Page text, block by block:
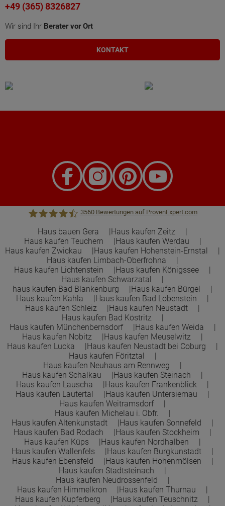
+49 (365) 8326827
Wir sind Ihr Berater vor Ort
KONTAKT
Town &Country Haus Lizenzgeber GmbH
3560Bewertungen auf ProvenExpert.com
Haus bauen Gera
Haus kaufen Zeitz
Haus kaufen Teuchern
Haus kaufen Werdau
Haus kaufen Zwickau
Haus kaufen Hohenstein-Ernstal
Haus kaufen Limbach-Oberfrohna
Haus kaufen Lichtenstein
Haus kaufen Königssee
Haus kaufen Schwarzatal
haus kaufen Bad Blankenburg
Haus kaufen Bürgel
Haus kaufen Kahla
Haus kaufen Bad Lobenstein
Haus kaufen Schleiz
Haus kaufen Neustadt
Haus kaufen Bad Köstritz
Haus kaufen Münchenbernsdorf
Haus kaufen Weida
Haus kaufen Nobitz
Haus kaufen Meuselwitz
Haus kaufen Lucka
Haus kaufen Neustadt bei Coburg
Haus kaufen Föritztal
Haus kaufen Neuhaus am Rennweg
Haus kaufen Schalkau
Haus kaufen Steinach
Haus kaufen Lauscha
Haus kaufen Frankenblick
Haus kaufen Lautertal
Haus kaufen Untersiemau
Haus kaufen Weitramsdorf
Haus kaufen Michelau i. Obfr.
Haus kaufen Altenkunstadt
Haus kaufen Sonnefeld
Haus kaufen Bad Rodach
Haus kaufen Stockheim
Haus kaufen Küps
Haus kaufen Nordhalben
Haus kaufen Wallenfels
Haus kaufen Burgkunstadt
Haus kaufen Ebensfeld
Haus kaufen Hohenmölsen
Haus kaufen Stadtsteinach
Haus kaufen Neudrossenfeld
Haus kaufen Himmelkron
Haus kaufen Thurnau
Haus kaufen Kupferberg
Haus kaufen Teuschnitz